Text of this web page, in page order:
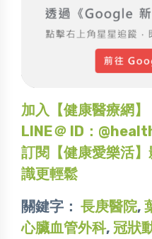
加入【健康醫療網】
LINE＠ ID：
訂閱【健康愛樂活
識更輕鬆
關鍵字： 長庚醫院,
心臟血管外科, 冠狀